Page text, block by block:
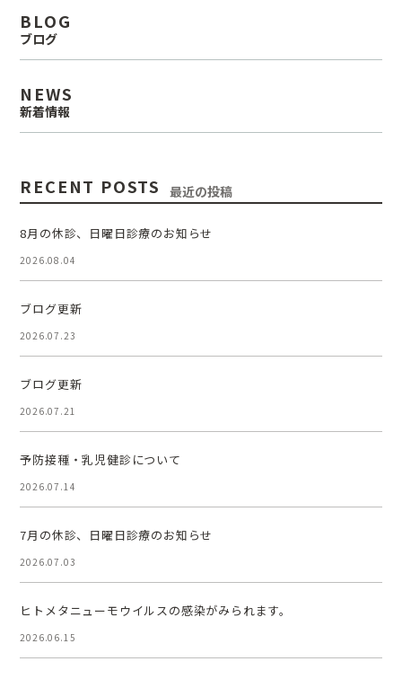
BLOG
ブログ
NEWS
新着情報
RECENT POSTS 最近の投稿
8月の休診、日曜日診療のお知らせ
2026.08.04
ブログ更新
2026.07.23
ブログ更新
2026.07.21
予防接種・乳児健診について
2026.07.14
7月の休診、日曜日診療のお知らせ
2026.07.03
ヒトメタニューモウイルスの感染がみられます。
2026.06.15